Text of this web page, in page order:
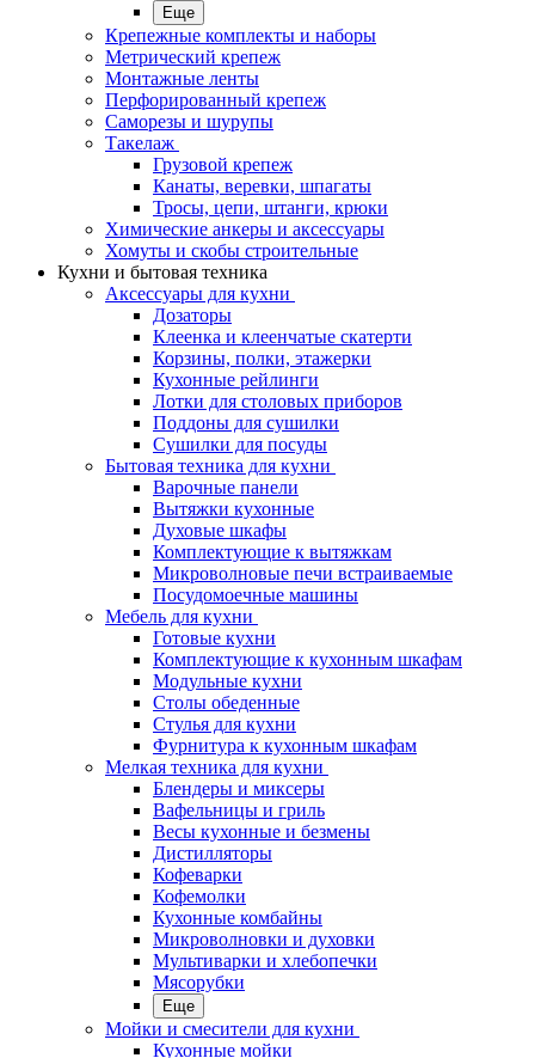
Еще
Крепежные комплекты и наборы
Метрический крепеж
Монтажные ленты
Перфорированный крепеж
Саморезы и шурупы
Такелаж
Грузовой крепеж
Канаты, веревки, шпагаты
Тросы, цепи, штанги, крюки
Химические анкеры и аксессуары
Хомуты и скобы строительные
Кухни и бытовая техника
Аксессуары для кухни
Дозаторы
Клеенка и клеенчатые скатерти
Корзины, полки, этажерки
Кухонные рейлинги
Лотки для столовых приборов
Поддоны для сушилки
Сушилки для посуды
Бытовая техника для кухни
Варочные панели
Вытяжки кухонные
Духовые шкафы
Комплектующие к вытяжкам
Микроволновые печи встраиваемые
Посудомоечные машины
Мебель для кухни
Готовые кухни
Комплектующие к кухонным шкафам
Модульные кухни
Столы обеденные
Стулья для кухни
Фурнитура к кухонным шкафам
Мелкая техника для кухни
Блендеры и миксеры
Вафельницы и гриль
Весы кухонные и безмены
Дистилляторы
Кофеварки
Кофемолки
Кухонные комбайны
Микроволновки и духовки
Мультиварки и хлебопечки
Мясорубки
Еще
Мойки и смесители для кухни
Кухонные мойки